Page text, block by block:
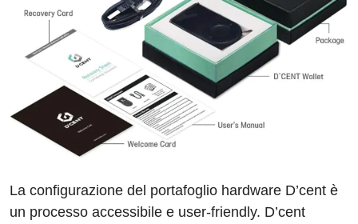
La configurazione del portafoglio hardware D’cent è
un processo accessibile e user-friendly. D’cent